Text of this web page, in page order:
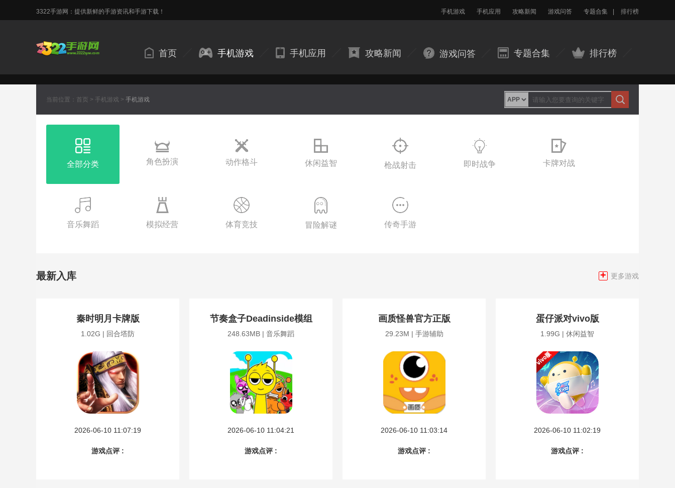
3322手游网：提供新鲜的手游资讯和手游下载！ 手机游戏 手机应用 攻略新闻 游戏问答 专题合集 排行榜
首页 手机游戏 手机应用 攻略新闻 游戏问答 专题合集 排行榜
当前位置： 首页 > 手机游戏 > 手机游戏
全部分类 角色扮演 动作格斗 休闲益智 枪战射击 即时战争 卡牌对战
音乐舞蹈 模拟经营 体育竞技 冒险解谜 传奇手游
最新入库 + 更多游戏
秦时明月卡牌版
1.02G | 回合塔防
2026-06-10 11:07:19
游戏点评 :
节奏盒子Deadinside模组
248.63MB | 音乐舞蹈
2026-06-10 11:04:21
游戏点评 :
画质怪兽官方正版
29.23M | 手游辅助
2026-06-10 11:03:14
游戏点评 :
蛋仔派对vivo版
1.99G | 休闲益智
2026-06-10 11:02:19
游戏点评 :